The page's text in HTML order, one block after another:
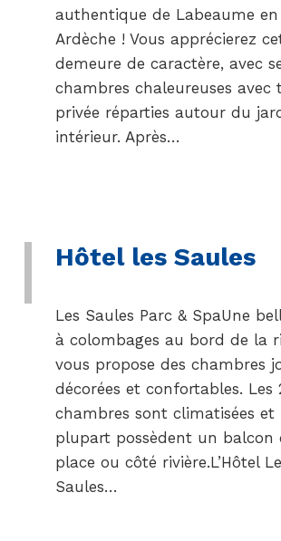
authentique de Labeaume en
Ardèche ! Vous apprécierez
demeure de caractère, avec
chambres chaleureuses avec
privée réparties autour du
intérieur. Après…
Hôtel les Saules
Les Saules Parc & SpaUne
à colombages au bord de la
vous propose des chambres
décorées et confortables. Les
chambres sont climatisées et
plupart possèdent un balcon
place ou côté rivière.L’Hôtel
Saules…